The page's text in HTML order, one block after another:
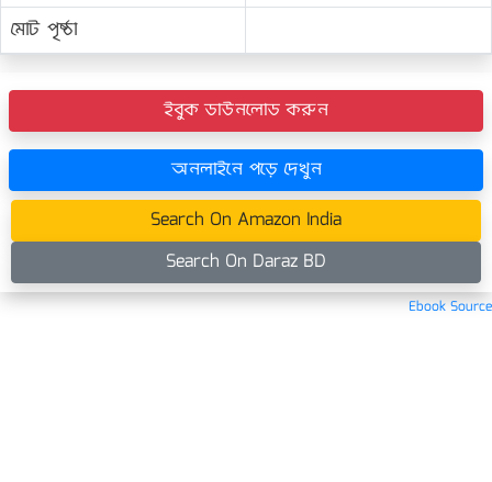
মোট পৃষ্ঠা
ইবুক ডাউনলোড করুন
অনলাইনে পড়ে দেখুন
Search On Amazon India
Search On Daraz BD
Ebook Source